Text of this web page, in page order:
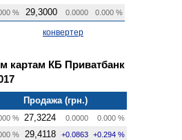
% 29,3000 0.0000 0.000 %
конвертер
картам КБ Приватбанк
Продажа (грн.)
% 27,3224 0.0000 0.000 %
% 29,4118 +0.0863 +0.294 %